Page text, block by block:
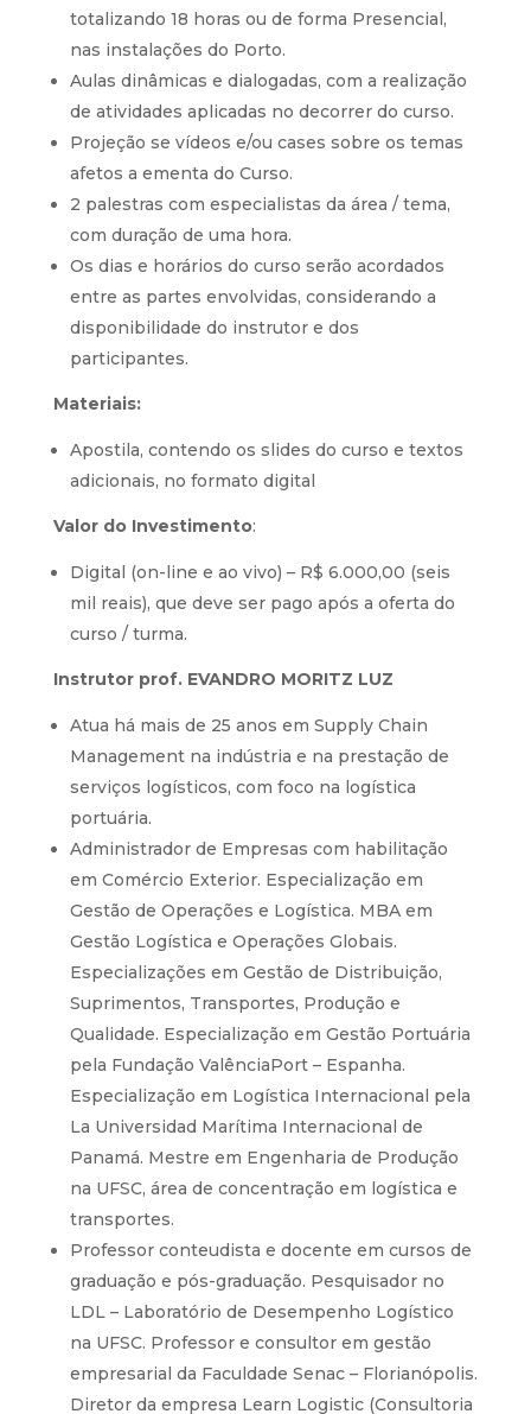
totalizando 18 horas ou de forma Presencial,
nas instalações do Porto.
Aulas dinâmicas e dialogadas, com a realização
de atividades aplicadas no decorrer do curso.
Projeção se vídeos e/ou cases sobre os temas
afetos a ementa do Curso.
2 palestras com especialistas da área / tema,
com duração de uma hora.
Os dias e horários do curso serão acordados
entre as partes envolvidas, considerando a
disponibilidade do instrutor e dos
participantes.
Materiais:
Apostila, contendo os slides do curso e textos
adicionais, no formato digital
Valor do Investimento:
Digital (on-line e ao vivo) – R$ 6.000,00 (seis
mil reais), que deve ser pago após a oferta do
curso / turma.
Instrutor prof. EVANDRO MORITZ LUZ
Atua há mais de 25 anos em Supply Chain
Management na indústria e na prestação de
serviços logísticos, com foco na logística
portuária.
Administrador de Empresas com habilitação
em Comércio Exterior. Especialização em
Gestão de Operações e Logística. MBA em
Gestão Logística e Operações Globais.
Especializações em Gestão de Distribuição,
Suprimentos, Transportes, Produção e
Qualidade. Especialização em Gestão Portuária
pela Fundação ValênciaPort – Espanha.
Especialização em Logística Internacional pela
La Universidad Marítima Internacional de
Panamá. Mestre em Engenharia de Produção
na UFSC, área de concentração em logística e
transportes.
Professor conteudista e docente em cursos de
graduação e pós-graduação. Pesquisador no
LDL – Laboratório de Desempenho Logístico
na UFSC. Professor e consultor em gestão
empresarial da Faculdade Senac – Florianópolis.
Diretor da empresa Learn Logistic (Consultoria